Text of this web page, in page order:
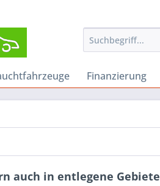
Finanzierung
auch in entlegene Gebiete